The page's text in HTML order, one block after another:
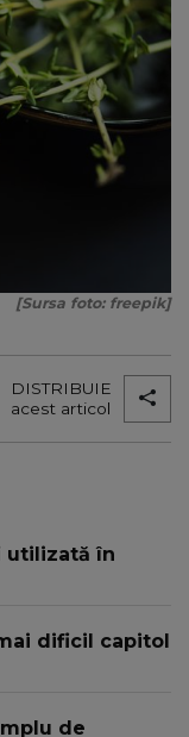
[Sursa foto: freepik]
DISTRIBUIE
acest articol
utilizată în
dificil capitol
de